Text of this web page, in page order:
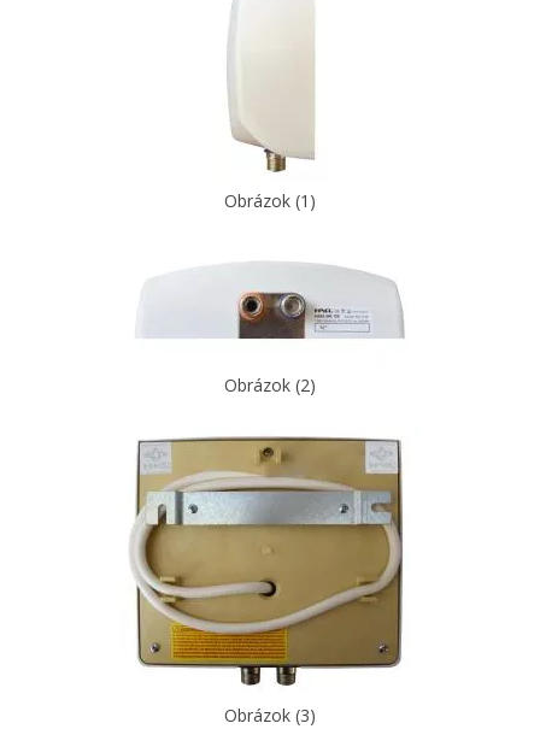
Obrázok (1)
Obrázok (2)
Obrázok (3)